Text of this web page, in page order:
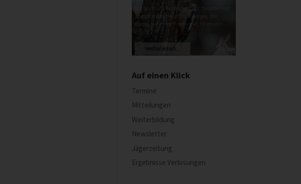
Mit bis zu 20 Schlägen/ sec. bearbeiten
Spechte das Holz. Die Energie, die
dabei auf ihren Kopf wirkt, ist enorm...
weiterlesen...
Auf einen Klick
Termine
Mitteilungen
Weiterbildung
Newsletter
Jägerzeitung
Ergebnisse Verlosungen